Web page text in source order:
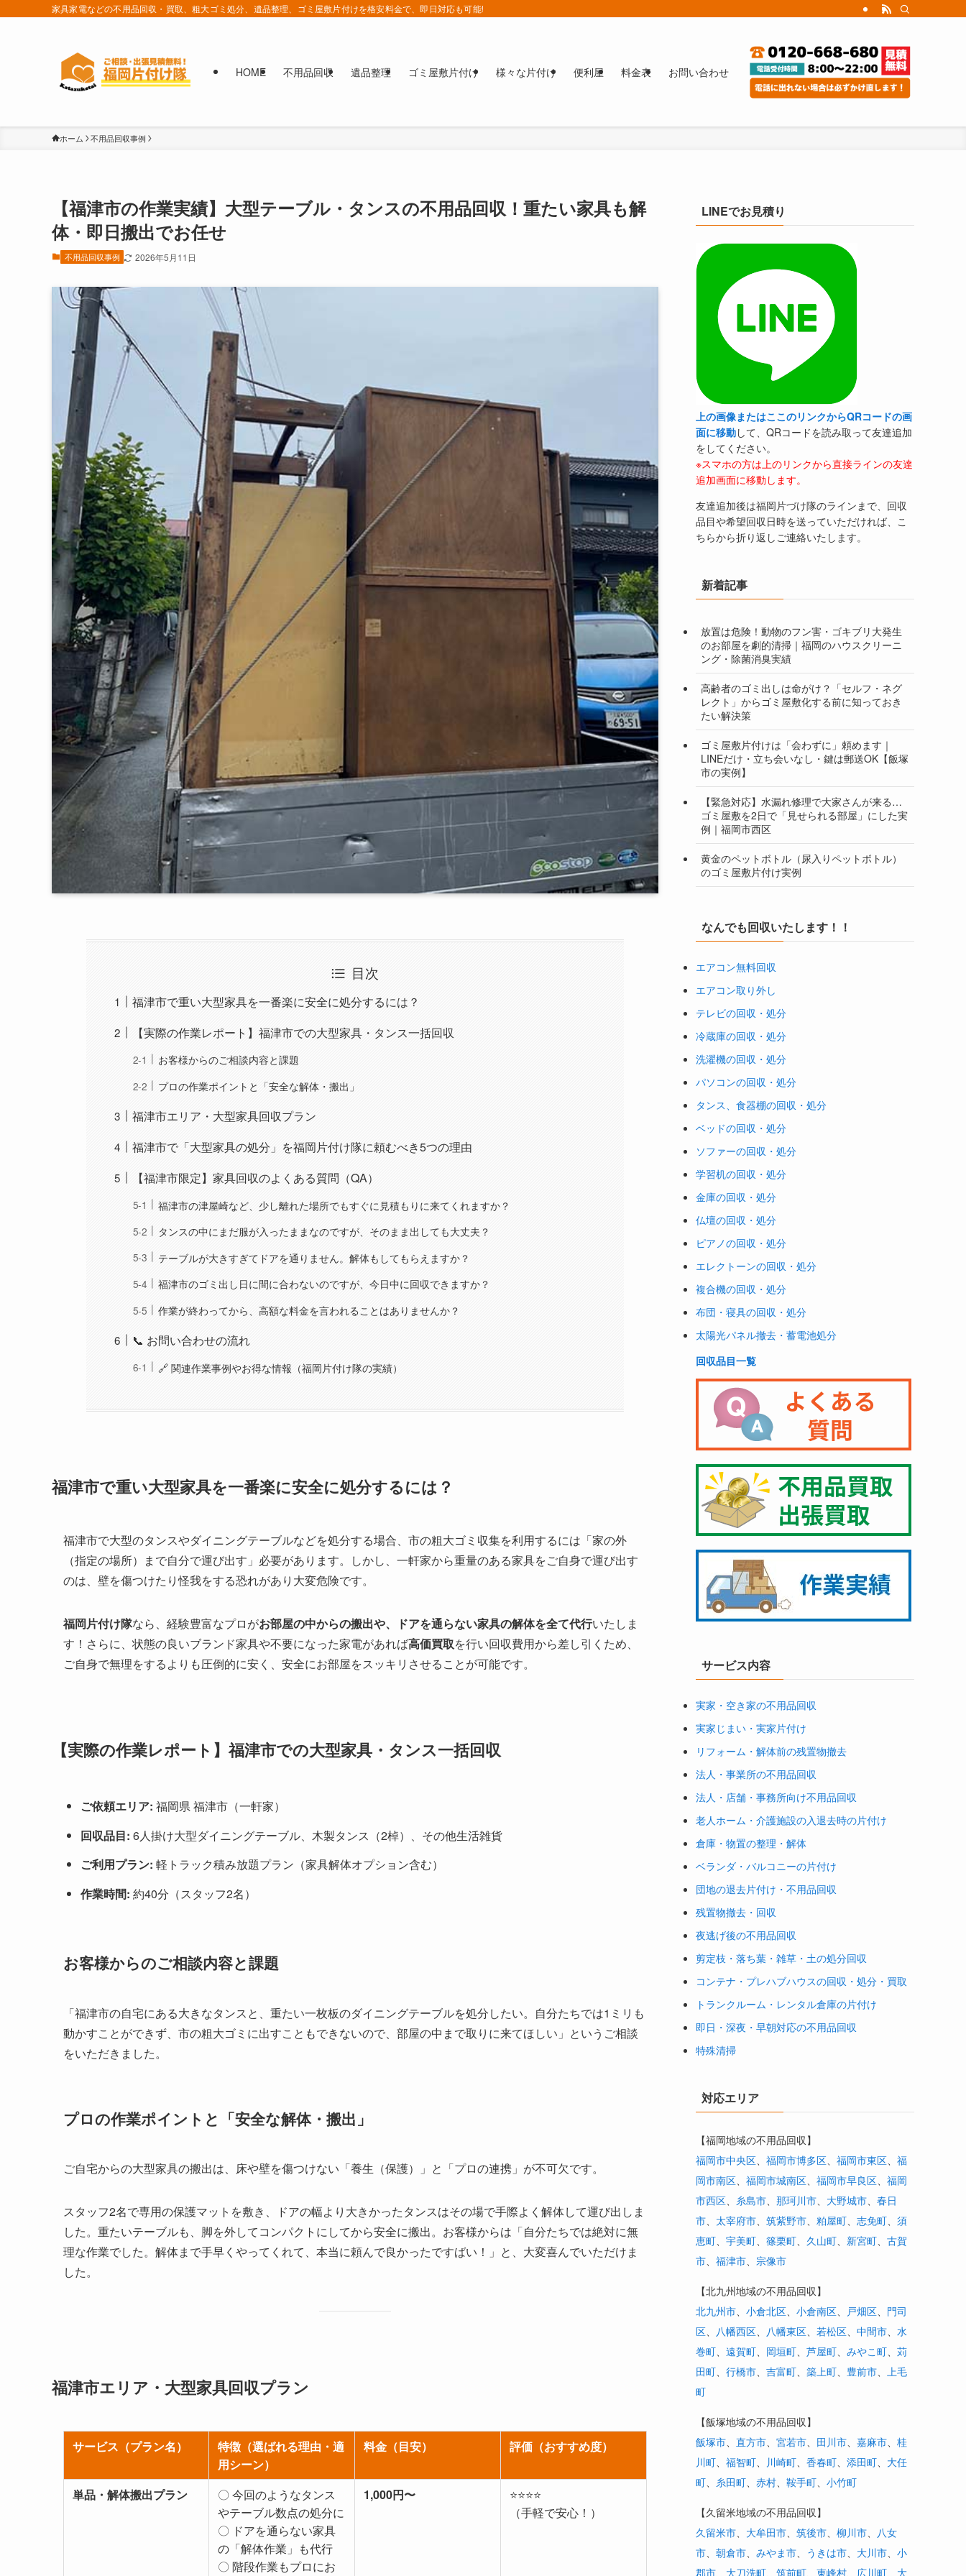
家具家電などの不用品回収・買取、粗大ゴミ処分、遺品整理、ゴミ屋敷片付けを格安料金で、即日対応も可能!!
HOME 不用品回収 遺品整理 ゴミ屋敷片付け 様々な片付け 便利屋 料金表 お問い合わせ
ホーム 不用品回収事例
【福津市の作業実績】大型テーブル・タンスの不用品回収！重たい家具も解
体・即日搬出でお任せ
不用品回収事例 2026年5月11日
目次
福津市で重い大型家具を一番楽に安全に処分するには？
【実際の作業レポート】福津市での大型家具・タンス一括回収
お客様からのご相談内容と課題
プロの作業ポイントと「安全な解体・搬出」
福津市エリア・大型家具回収プラン
福津市で「大型家具の処分」を福岡片付け隊に頼むべき5つの理由
【福津市限定】家具回収のよくある質問（QA）
福津市の津屋崎など、少し離れた場所でもすぐに見積もりに来てくれますか？
タンスの中にまだ服が入ったままなのですが、そのまま出しても大丈夫？
テーブルが大きすぎてドアを通りません。解体もしてもらえますか？
福津市のゴミ出し日に間に合わないのですが、今日中に回収できますか？
作業が終わってから、高額な料金を言われることはありませんか？
📞 お問い合わせの流れ
🔗 関連作業事例やお得な情報（福岡片付け隊の実績）
福津市で重い大型家具を一番楽に安全に処分するには？
福津市で大型のタンスやダイニングテーブルなどを処分する場合、市の粗大ゴミ収集を利用するには「家の外
（指定の場所）まで自分で運び出す」必要があります。しかし、一軒家から重量のある家具をご自身で運び出す
のは、壁を傷つけたり怪我をする恐れがあり大変危険です。
福岡片付け隊なら、経験豊富なプロがお部屋の中からの搬出や、ドアを通らない家具の解体を全て代行いたしま
す！さらに、状態の良いブランド家具や不要になった家電があれば高価買取を行い回収費用から差し引くため、
ご自身で無理をするよりも圧倒的に安く、安全にお部屋をスッキリさせることが可能です。
【実際の作業レポート】福津市での大型家具・タンス一括回収
ご依頼エリア: 福岡県 福津市（一軒家）
回収品目: 6人掛け大型ダイニングテーブル、木製タンス（2棹）、その他生活雑貨
ご利用プラン: 軽トラック積み放題プラン（家具解体オプション含む）
作業時間: 約40分（スタッフ2名）
お客様からのご相談内容と課題
「福津市の自宅にある大きなタンスと、重たい一枚板のダイニングテーブルを処分したい。自分たちでは1ミリも
動かすことができず、市の粗大ゴミに出すこともできないので、部屋の中まで取りに来てほしい」というご相談
をいただきました。
プロの作業ポイントと「安全な解体・搬出」
ご自宅からの大型家具の搬出は、床や壁を傷つけない「養生（保護）」と「プロの連携」が不可欠です。
スタッフ2名で専用の保護マットを敷き、ドアの幅より大きかったタンスはその場で手際よく解体して運び出しま
した。重たいテーブルも、脚を外してコンパクトにしてから安全に搬出。お客様からは「自分たちでは絶対に無
理な作業でした。解体まで手早くやってくれて、本当に頼んで良かったですばい！」と、大変喜んでいただけま
した。
福津市エリア・大型家具回収プラン
サービス（プラン名）
特徴（選ばれる理由・適
用シーン）
料金（目安） 評価（おすすめ度）
単品・解体搬出プラン
〇 今回のようなタンス
やテーブル数点の処分に
〇 ドアを通らない家具
の「解体作業」も代行
〇 階段作業もプロにお
1,000円〜
⭐⭐⭐⭐
（手軽で安心！）
LINEでお見積り
上の画像またはここのリンクからQRコードの画
面に移動して、QRコードを読み取って友達追加
をしてください。
※スマホの方は上のリンクから直接ラインの友達
追加画面に移動します。
友達追加後は福岡片づけ隊のラインまで、回収
品目や希望回収日時を送っていただければ、こ
ちらから折り返しご連絡いたします。
新着記事
放置は危険！動物のフン害・ゴキブリ大発生
のお部屋を劇的清掃｜福岡のハウスクリーニ
ング・除菌消臭実績
高齢者のゴミ出しは命がけ？「セルフ・ネグ
レクト」からゴミ屋敷化する前に知っておき
たい解決策
ゴミ屋敷片付けは「会わずに」頼めます｜
LINEだけ・立ち会いなし・鍵は郵送OK【飯塚
市の実例】
【緊急対応】水漏れ修理で大家さんが来る…
ゴミ屋敷を2日で「見せられる部屋」にした実
例｜福岡市西区
黄金のペットボトル（尿入りペットボトル）
のゴミ屋敷片付け実例
なんでも回収いたします！！
エアコン無料回収
エアコン取り外し
テレビの回収・処分
冷蔵庫の回収・処分
洗濯機の回収・処分
パソコンの回収・処分
タンス、食器棚の回収・処分
ベッドの回収・処分
ソファーの回収・処分
学習机の回収・処分
金庫の回収・処分
仏壇の回収・処分
ピアノの回収・処分
エレクトーンの回収・処分
複合機の回収・処分
布団・寝具の回収・処分
太陽光パネル撤去・蓄電池処分
回収品目一覧
サービス内容
実家・空き家の不用品回収
実家じまい・実家片付け
リフォーム・解体前の残置物撤去
法人・事業所の不用品回収
法人・店舗・事務所向け不用品回収
老人ホーム・介護施設の入退去時の片付け
倉庫・物置の整理・解体
ベランダ・バルコニーの片付け
団地の退去片付け・不用品回収
残置物撤去・回収
夜逃げ後の不用品回収
剪定枝・落ち葉・雑草・土の処分回収
コンテナ・プレハブハウスの回収・処分・買取
トランクルーム・レンタル倉庫の片付け
即日・深夜・早朝対応の不用品回収
特殊清掃
対応エリア
【福岡地域の不用品回収】
福岡市中央区、 福岡市博多区、 福岡市東区、 福
岡市南区、 福岡市城南区、 福岡市早良区、 福岡
市西区、 糸島市、 那珂川市、 大野城市、 春日
市、 太宰府市、 筑紫野市、 粕屋町、 志免町、 須
恵町、 宇美町、 篠栗町、 久山町、 新宮町、 古賀
市、 福津市、 宗像市
【北九州地域の不用品回収】
北九州市、 小倉北区、 小倉南区、 戸畑区、 門司
区、 八幡西区、 八幡東区、 若松区、 中間市、 水
巻町、 遠賀町、 岡垣町、 芦屋町、 みやこ町、 苅
田町、 行橋市、 吉富町、 築上町、 豊前市、 上毛
町
【飯塚地域の不用品回収】
飯塚市、 直方市、 宮若市、 田川市、 嘉麻市、 桂
川町、 福智町、 川崎町、 香春町、 添田町、 大任
町、 糸田町、 赤村、 鞍手町、 小竹町
【久留米地域の不用品回収】
久留米市、 大牟田市、 筑後市、 柳川市、 八女
市、 朝倉市、 みやま市、 うきは市、 大川市、 小
郡市
大刀洗町 筑前町 東峰村 広川町 大